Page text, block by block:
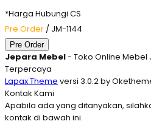
*Harga Hubungi CS
Pre Order / JM-1144
Pre Order
Jepara Mebel- Toko Online Mebel
Terpercaya
Lapax Theme versi 3.0.2 by
Kontak Kami
Apabila ada yang ditanyakan,
kontak di bawah ini.